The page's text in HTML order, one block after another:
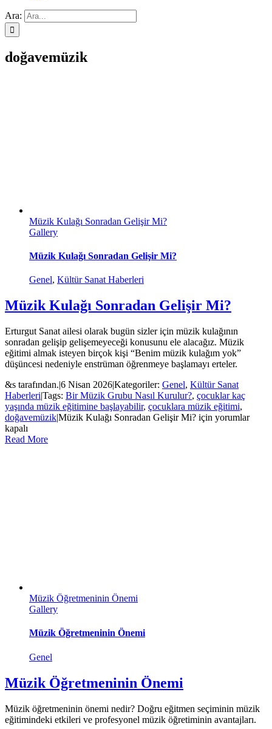
Ara:
doğavemüzik
Müzik Kulağı Sonradan Gelişir Mi?
Gallery
Müzik Kulağı Sonradan Gelişir Mi?
Genel, Kültür Sanat Haberleri
Müzik Kulağı Sonradan Gelişir Mi?
Erturgut Sanat ailesi olarak bugün sizler için müzik kulağının
sonradan gelişip gelişemeyeceği konusunu ele alacağız. Müzik
eğitimi almak isteyen birçok kişi “Benim müzik kulağım yok”
düşüncesi nedeniyle enstrüman öğrenmeye başlamayı erteler.
&s tarafından.|6 Nisan 2026|Kategoriler: Genel, Kültür Sanat
Haberleri|Tags: Bir Müzik Grubu Nasıl Kurulur?, çocuklar kaç
yaşında müzik eğitimine başlayabilir, çocuklara müzik eğitimi,
doğavemüzik|Müzik Kulağı Sonradan Gelişir Mi? için yorumlar
kapalı
Read More
Müzik Öğretmeninin Önemi
Gallery
Müzik Öğretmeninin Önemi
Genel
Müzik Öğretmeninin Önemi
Müzik öğretmeninin önemi nedir? Doğru eğitmen seçiminin müzik
eğitimindeki etkileri ve profesyonel müzik öğretiminin avantajları.